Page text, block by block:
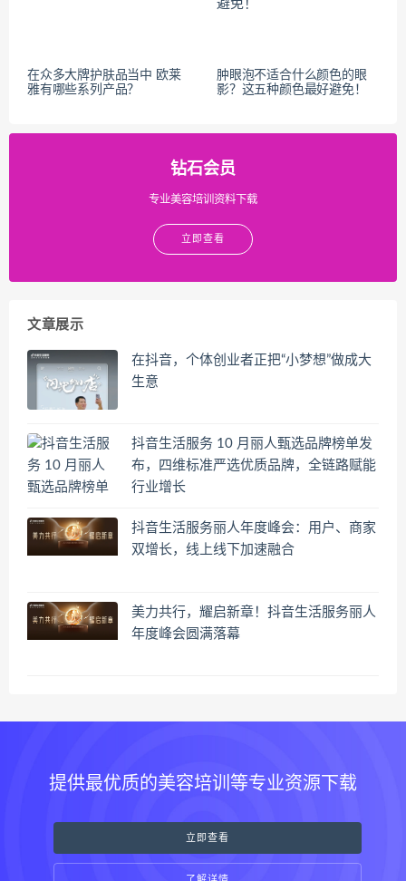
在众多大牌护肤品当中 欧莱
雅有哪些系列产品？
肿眼泡不适合什么颜色的眼
影？这五种颜色最好避免！
钻石会员
专业美容培训资料下载
立即查看
文章展示
在抖音，个体创业者正把“小梦想”做成大
生意
抖音生活服务 10 月丽人甄选品牌榜单发
布，四维标准严选优质品牌，全链路赋能
行业增长
抖音生活服务丽人年度峰会：用户、商家
双增长，线上线下加速融合
美力共行，耀启新章！抖音生活服务丽人
年度峰会圆满落幕
提供最优质的美容培训等专业资源下载
立即查看